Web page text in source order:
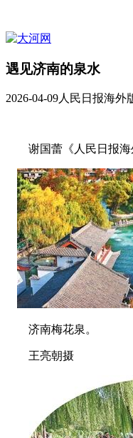
遇见济南的泉水
2026-04-09人民日报海外
谢国蕾《人民日报海外
济南梅花泉。
王亮朝摄